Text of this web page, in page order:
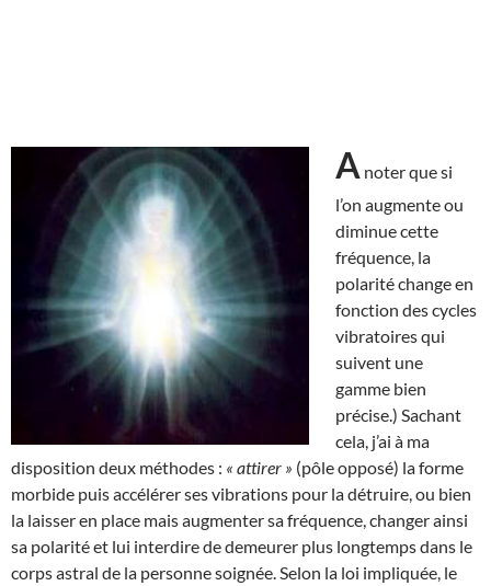
A noter que si
l’on augmente ou
diminue cette
fréquence, la
polarité change en
fonction des cycles
vibratoires qui
suivent une
gamme bien
précise.) Sachant
cela, j’ai à ma
disposition deux méthodes : « attirer » (pôle opposé) la forme
morbide puis accélérer ses vibrations pour la détruire, ou bien
la laisser en place mais augmenter sa fréquence, changer ainsi
sa polarité et lui interdire de demeurer plus longtemps dans le
corps astral de la personne soignée. Selon la loi impliquée, le